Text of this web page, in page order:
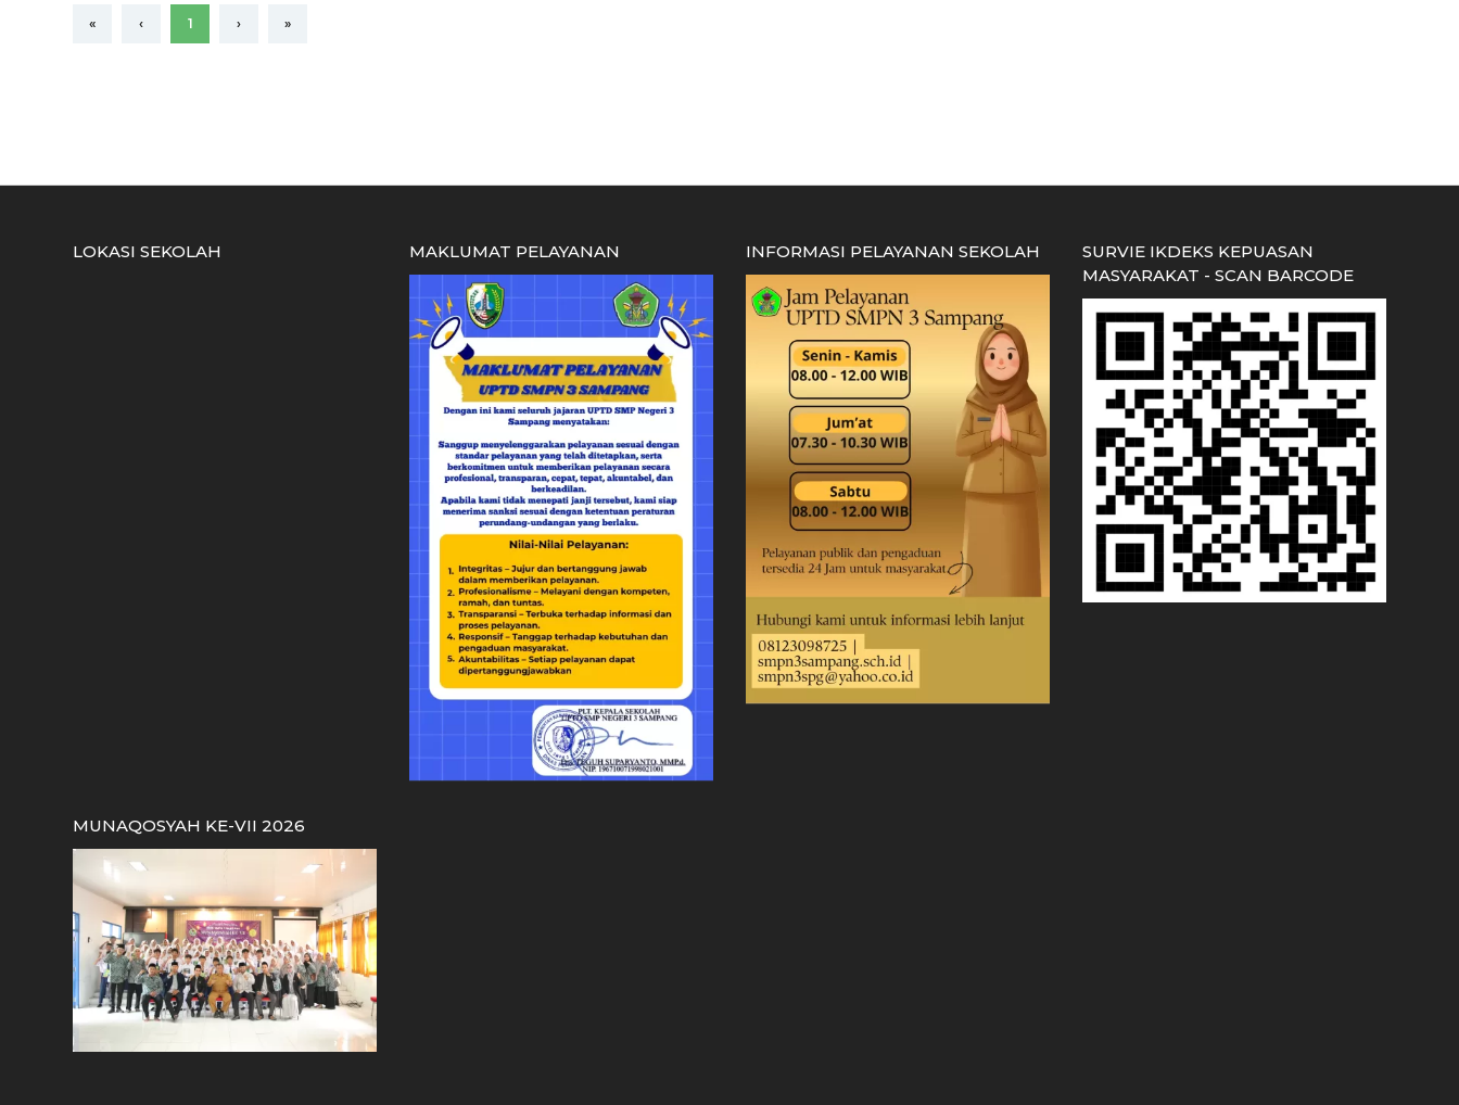
« ‹ 1 › »
LOKASI SEKOLAH MAKLUMAT PELAYANAN INFORMASI PELAYANAN SEKOLAH
SURVIE IKDEKS KEPUASAN
MASYARAKAT - SCAN BARCODE
MUNAQOSYAH KE-VII 2026